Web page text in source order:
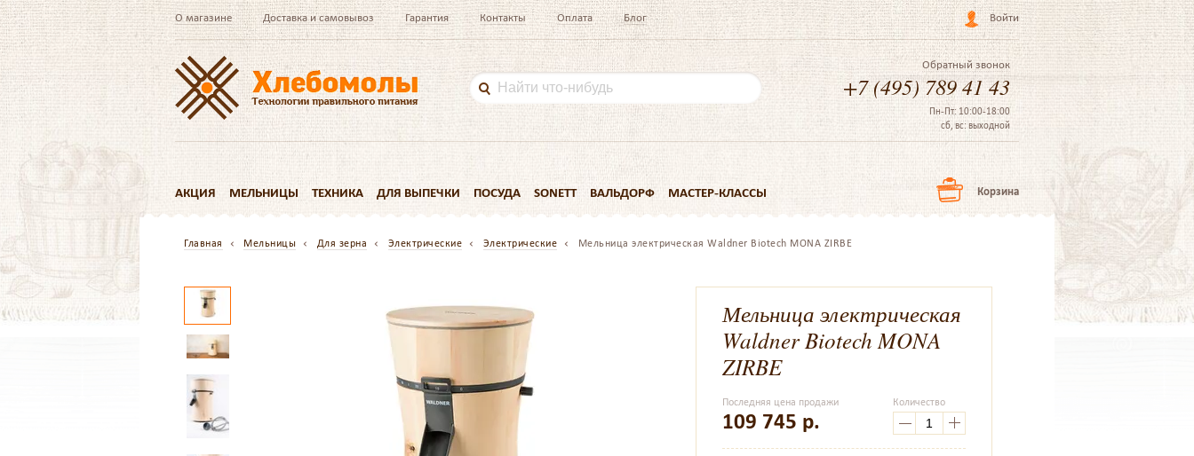
О магазине Доставка и самовывоз Гарантия Контакты Оплата Блог Войти
Обратный звонок
+7 (495) 789 41 43
Пн-Пт: 10:00-18:00
сб, вс: выходной
АКЦИЯ МЕЛЬНИЦЫ ТЕХНИКА ДЛЯ ВЫПЕЧКИ ПОСУДА SONETT ВАЛЬДОРФ МАСТЕР-КЛАССЫ Корзина
Главная Мельницы Для зерна Электрические Электрические Мельница электрическая Waldner Biotech MONA ZIRBE
Мельница электрическая
Waldner Biotech MONA
ZIRBE
Последняя цена продажи
109 745 р.
Количество